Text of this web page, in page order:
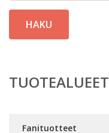
HAKU
TUOTEALUEET
Fanituotteet